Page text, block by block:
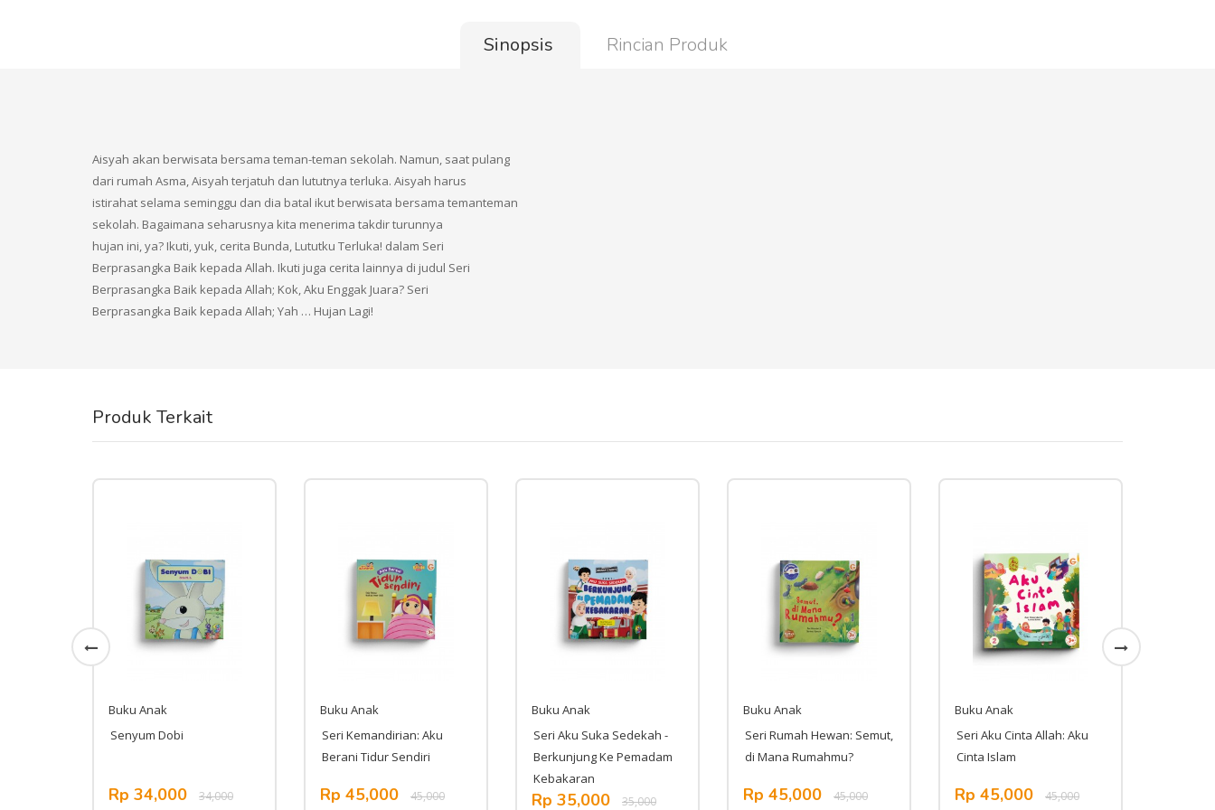
Sinopsis Rincian Produk
Aisyah akan berwisata bersama teman-teman sekolah. Namun, saat pulang
dari rumah Asma, Aisyah terjatuh dan lututnya terluka. Aisyah harus
istirahat selama seminggu dan dia batal ikut berwisata bersama temanteman
sekolah. Bagaimana seharusnya kita menerima takdir turunnya
hujan ini, ya? Ikuti, yuk, cerita Bunda, Lututku Terluka! dalam Seri
Berprasangka Baik kepada Allah. Ikuti juga cerita lainnya di judul Seri
Berprasangka Baik kepada Allah; Kok, Aku Enggak Juara? Seri
Berprasangka Baik kepada Allah; Yah … Hujan Lagi!
Produk Terkait
Buku Anak
Senyum Dobi
Rp 34,000 34,000
Buku Anak
Seri Kemandirian: Aku
Berani Tidur Sendiri
Rp 45,000 45,000
Buku Anak
Seri Aku Suka Sedekah -
Berkunjung Ke Pemadam
Kebakaran
Rp 35,000 35,000
Buku Anak
Seri Rumah Hewan: Semut,
di Mana Rumahmu?
Rp 45,000 45,000
Buku Anak
Seri Aku Cinta Allah: Aku
Cinta Islam
Rp 45,000 45,000